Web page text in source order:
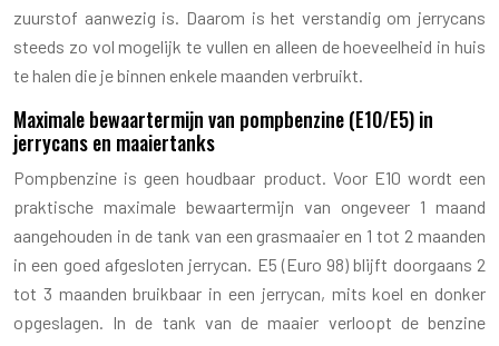
zuurstof aanwezig is. Daarom is het verstandig om jerrycans
steeds zo vol mogelijk te vullen en alleen de hoeveelheid in huis
te halen die je binnen enkele maanden verbruikt.
Maximale bewaartermijn van pompbenzine (E10/E5) in
jerrycans en maaiertanks
Pompbenzine is geen houdbaar product. Voor E10 wordt een
praktische maximale bewaartermijn van ongeveer 1 maand
aangehouden in de tank van een grasmaaier en 1 tot 2 maanden
in een goed afgesloten jerrycan. E5 (Euro 98) blijft doorgaans 2
tot 3 maanden bruikbaar in een jerrycan, mits koel en donker
opgeslagen. In de tank van de maaier verloopt de benzine